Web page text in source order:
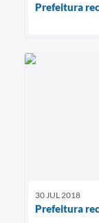
Prefeitura
30 JUL 2018
Prefeitura